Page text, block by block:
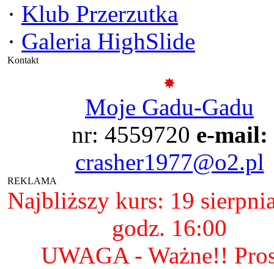
· Klub Przerzutka
· Galeria HighSlide
Kontakt
Moje Gadu-Gadu
nr: 4559720 e-mail:
crasher1977@o2.pl
REKLAMA
Najbliższy kurs: 19
godz. 16:00
UWAGA - Ważne!!